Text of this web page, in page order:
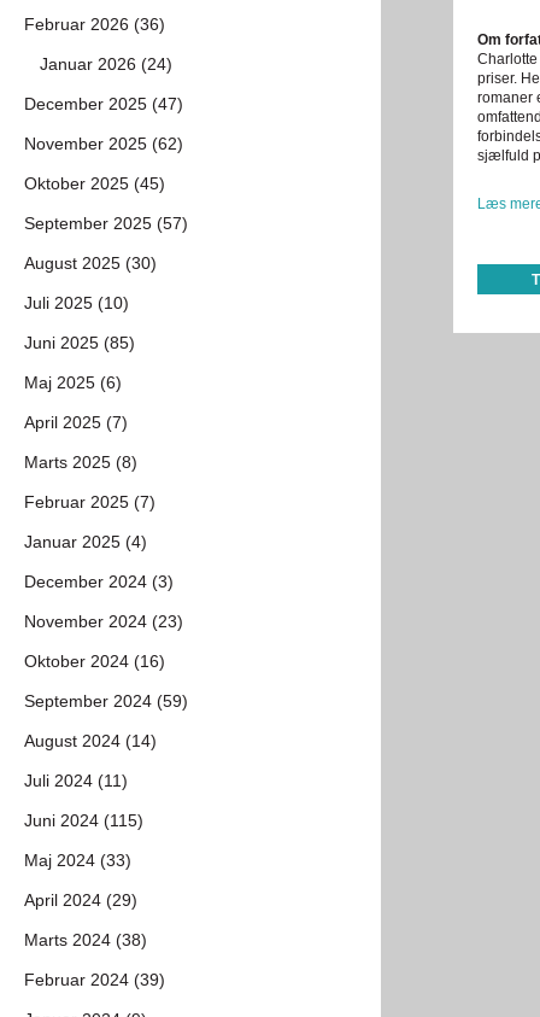
Om
priser.
romaner
sjælfuld
Læs
Februar 2026 (36)
Januar 2026 (24)
December 2025 (47)
November 2025 (62)
Oktober 2025 (45)
September 2025 (57)
August 2025 (30)
Juli 2025 (10)
Juni 2025 (85)
Maj 2025 (6)
April 2025 (7)
Marts 2025 (8)
Februar 2025 (7)
Januar 2025 (4)
December 2024 (3)
November 2024 (23)
Oktober 2024 (16)
September 2024 (59)
August 2024 (14)
Juli 2024 (11)
Juni 2024 (115)
Maj 2024 (33)
April 2024 (29)
Marts 2024 (38)
Februar 2024 (39)